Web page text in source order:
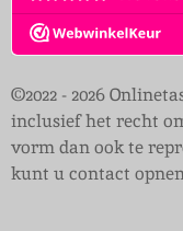
©2022 - 2026
inclusief het recht
vorm dan ook te
kunt u contact